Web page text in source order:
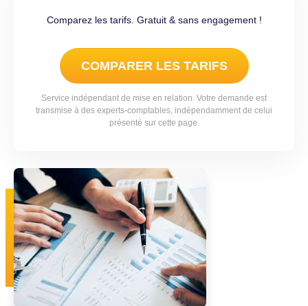
Comparez les tarifs. Gratuit & sans engagement !
COMPARER LES TARIFS
Service indépendant de mise en relation. Votre demande est
transmise à des experts-comptables, indépendamment de celui
présenté sur cette page.